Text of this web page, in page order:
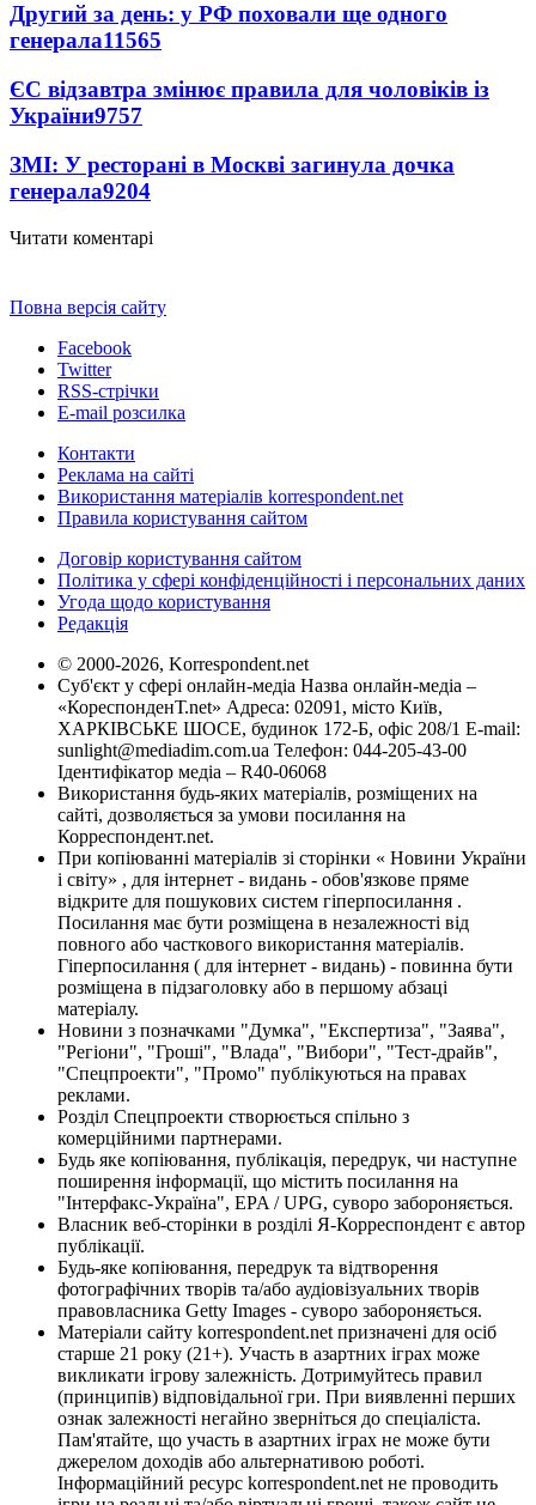
Другий за день: у РФ поховали ще одного
генерала11565
ЄС відзавтра змінює правила для чоловіків із
України9757
ЗМІ: У ресторані в Москві загинула дочка
генерала9204
Читати коментарі
Повна версія сайту
Facebook
Twitter
RSS-стрічки
E-mail розсилка
Контакти
Реклама на сайті
Використання матеріалів korrespondent.net
Правила користування сайтом
Договір користування сайтом
Політика у сфері конфіденційності і персональних даних
Угода щодо користування
Редакція
© 2000-2026, Korrespondent.net
Суб'єкт у сфері онлайн-медіа Назва онлайн-медіа –
«КореспонденТ.net» Адреса: 02091, місто Київ,
ХАРКІВСЬКЕ ШОСЕ, будинок 172-Б, офіс 208/1 E-mail:
sunlight@mediadim.com.ua Телефон: 044-205-43-00
Ідентифікатор медіа – R40-06068
Використання будь-яких матеріалів, розміщених на
сайті, дозволяється за умови посилання на
Корреспондент.net.
При копіюванні матеріалів зі сторінки « Новини України
і світу» , для інтернет - видань - обов'язкове пряме
відкрите для пошукових систем гіперпосилання .
Посилання має бути розміщена в незалежності від
повного або часткового використання матеріалів.
Гіперпосилання ( для інтернет - видань) - повинна бути
розміщена в підзаголовку або в першому абзаці
матеріалу.
Новини з позначками "Думка", "Експертиза", "Заява",
"Регіони", "Гроші", "Влада", "Вибори", "Тест-драйв",
"Спецпроекти", "Промо" публікуються на правах
реклами.
Розділ Спецпроекти створюється спільно з
комерційними партнерами.
Будь яке копіювання, публікація, передрук, чи наступне
поширення інформації, що містить посилання на
"Інтерфакс-Україна", EPA / UPG, суворо забороняється.
Власник веб-сторінки в розділі Я-Корреспондент є автор
публікації.
Будь-яке копіювання, передрук та відтворення
фотографічних творів та/або аудіовізуальних творів
правовласника Getty Images - суворо забороняється.
Матеріали сайту korrespondent.net призначені для осіб
старше 21 року (21+). Участь в азартних іграх може
викликати ігрову залежність. Дотримуйтесь правил
(принципів) відповідальної гри. При виявленні перших
ознак залежності негайно зверніться до спеціаліста.
Пам'ятайте, що участь в азартних іграх не може бути
джерелом доходів або альтернативою роботі.
Інформаційний ресурс korrespondent.net не проводить